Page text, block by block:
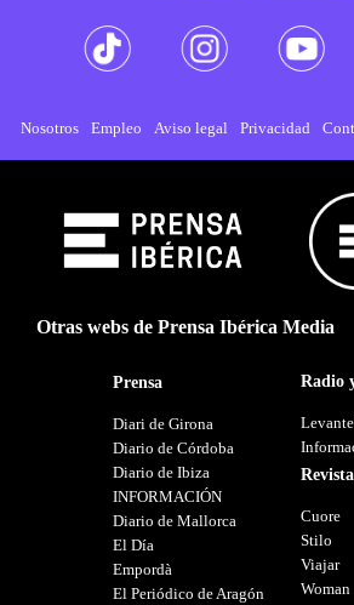
Nosotros Empleo Aviso legal Privacidad
Otras webs de Prensa Ibérica Media
Prensa
Diari de Girona
Diario de Córdoba
Diario de Ibiza
INFORMACIÓN
Diario de Mallorca
El Día
Empordà
El Periódico de Aragón
Radio
Cuore
Stilo
Viajar
Woman